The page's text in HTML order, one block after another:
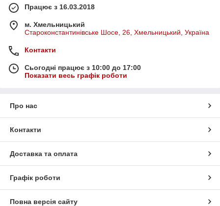
Працює з 16.03.2018
м. Хмельницький
Староконстантинівське Шосе, 26, Хмельницький, Україна
Контакти
Сьогодні працює з 10:00 до 17:00
Показати весь графік роботи
Про нас
Контакти
Доставка та оплата
Графік роботи
Повна версія сайту